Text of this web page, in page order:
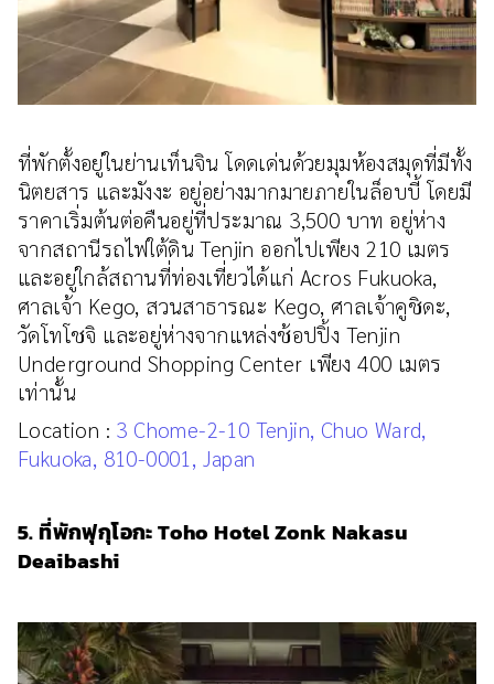
ที่พักตั้งอยู่ในย่านเท็นจิน โดดเด่นด้วยมุมห้องสมุดที่มีทั้ง
นิตยสาร และมังงะ อยู่อย่างมากมายภายในล็อบบี้ โดยมี
ราคาเริ่มต้นต่อคืนอยู่ที่ประมาณ 3,500 บาท อยู่ห่าง
จากสถานีรถไฟใต้ดิน Tenjin ออกไปเพียง 210 เมตร
และอยู่ใกล้สถานที่ท่องเที่ยวได้แก่ Acros Fukuoka,
ศาลเจ้า Kego, สวนสาธารณะ Kego, ศาลเจ้าคูชิดะ,
วัดโทโชจิ และอยู่ห่างจากแหล่งช้อปปิ้ง Tenjin
Underground Shopping Center เพียง 400 เมตร
เท่านั้น
Location : 3 Chome-2-10 Tenjin, Chuo Ward,
Fukuoka, 810-0001, Japan
5. ที่พักฟุกุโอกะ Toho Hotel Zonk Nakasu
Deaibashi